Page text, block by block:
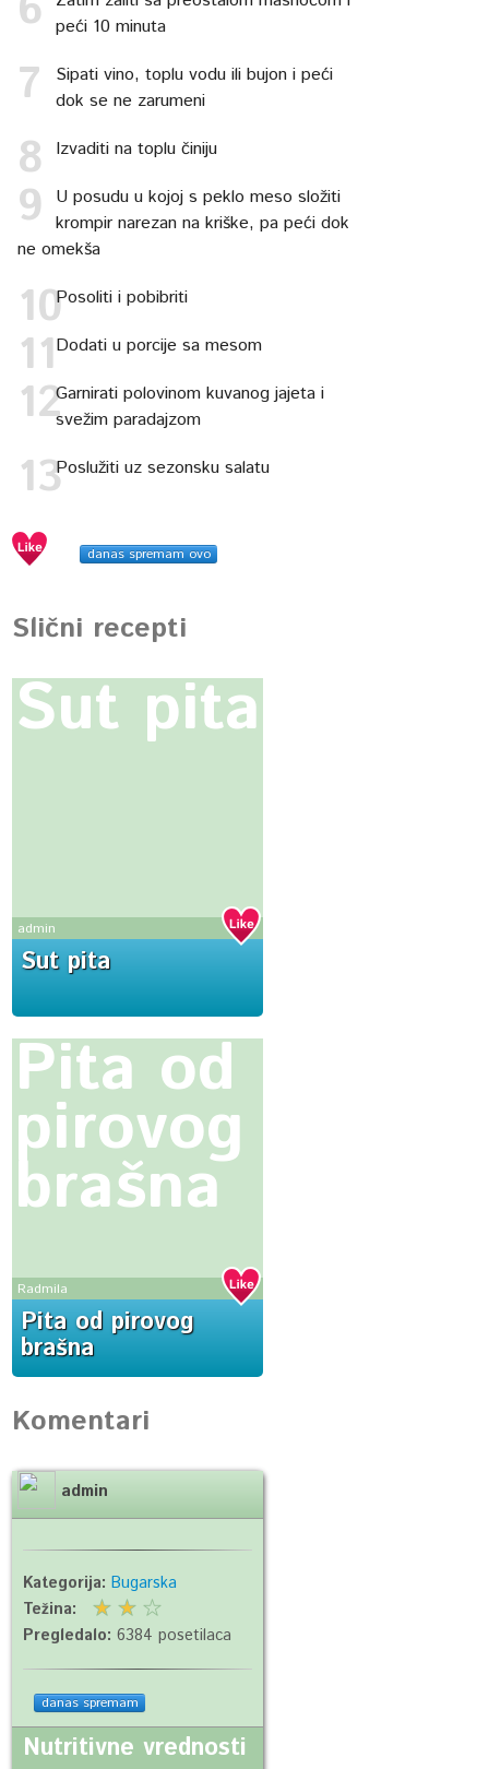
peći 10 minuta
Sipati vino, toplu vodu ili bujon i peći
dok se ne zarumeni
Izvaditi na toplu činiju
U posudu u kojoj s peklo meso složiti
krompir narezan na kriške, pa peći dok
ne omekša
Posoliti i pobibriti
Dodati u porcije sa mesom
Garnirati polovinom kuvanog jajeta i
svežim paradajzom
Poslužiti uz sezonsku salatu
danas spremam ovo
Slični recepti
Sut pita
admin
Sut pita
Pita od
pirovog
brašna
Radmila
Pita od pirovog
brašna
Komentari
admin
Kategorija:Bugarska
Težina:
Pregledalo: 6384 posetilaca
danas spremam
Nutritivne vrednosti